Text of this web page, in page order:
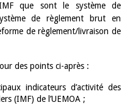
que sont le système de
de règlement brut en
de règlement/livraison de
des points ci-après :
indicateurs d’activité des
(IMF) de l’UEMOA ;